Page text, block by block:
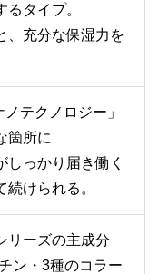
るタイプ。
、充分な保湿力を
テクノロジー」
箇所に
しっかり届き働く
けられる。
リーズの主成分
ン・3種のコラー